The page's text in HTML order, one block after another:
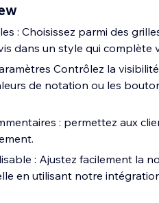
: Choisissez parmi des
dans un style qui complète
Contrôlez la
de notation ou les
: permettez aux
: Ajustez facilement la
en utilisant notre